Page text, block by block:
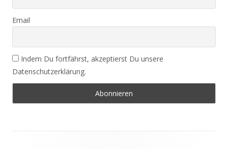
Email
Indem Du fortfährst, akzeptierst Du unsere
Datenschutzerklärung.